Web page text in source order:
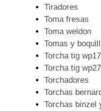
Tiradores
Toma fresas
Toma weldon
Tomas y
Torcha tig
Torcha tig
Torchadores
Torchas
Torchas binzel